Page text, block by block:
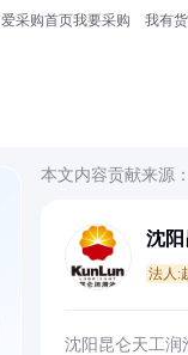
爱采购首页我要采购 我有
本文内容贡献来源：
沈
法人:
沈阳昆仑天工润